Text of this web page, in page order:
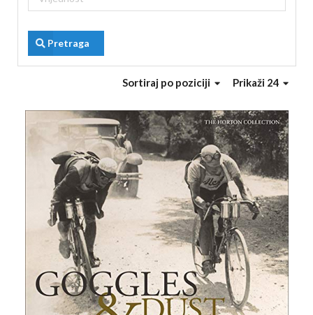
Pretraga
Prikaži 24
Sortiraj po poziciji